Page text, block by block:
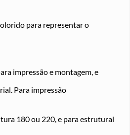
para representar o
impressão e montagem, e
Para impressão
180 ou 220, e para estrutural